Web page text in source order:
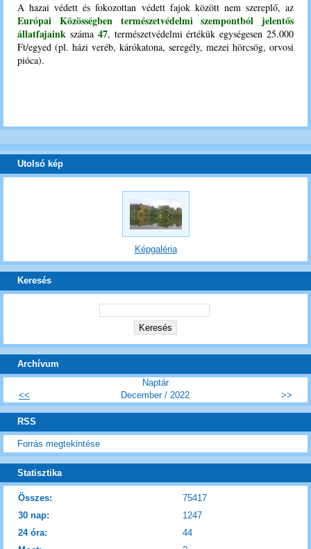
A hazai védett és fokozottan védett fajok között nem szereplő, az
Európai Közösségben természetvédelmi szempontból jelentős
állatfajaink száma 47, természetvédelmi értékük egységesen 25.000
Ft/egyed (pl. házi veréb, kárókatona, seregély, mezei hörcsög, orvosi
pióca).
Utolsó kép
Képgaléria
Keresés
Archívum
Naptár
<<
December / 2022 >>
RSS
Forrás megtekintése
Statisztika
Összes:
75417
30 nap:
1247
24 óra:
44